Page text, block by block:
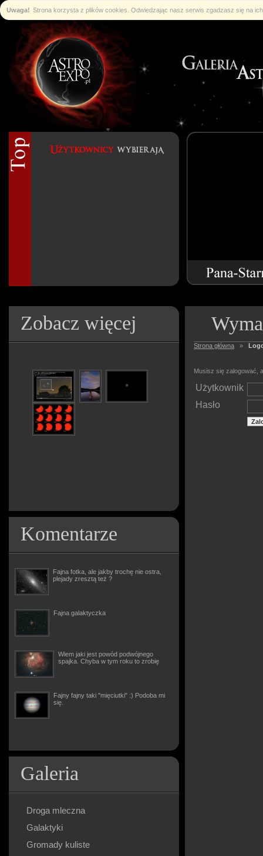
Uwaga! Strona korzysta z plików cookies. Odwiedzając nasz serwis zgadzasz się na
Zobacz więcej
Komentarze
Fajna fotka, ale jakby trochę nie ostra,
plejady zresztą też ?
Fajna galaktyczka
Wiem jaki jest powód podwójnego
spajka. Chyba w tym roku to zrobię
Fajny fajny taki "mięciutki" :) Podoba mi
się.
Galeria
Droga mleczna
Galaktyki
Gromady kuliste
Strona główna »
Musisz się zalogować,
Użytkownik
Hasło